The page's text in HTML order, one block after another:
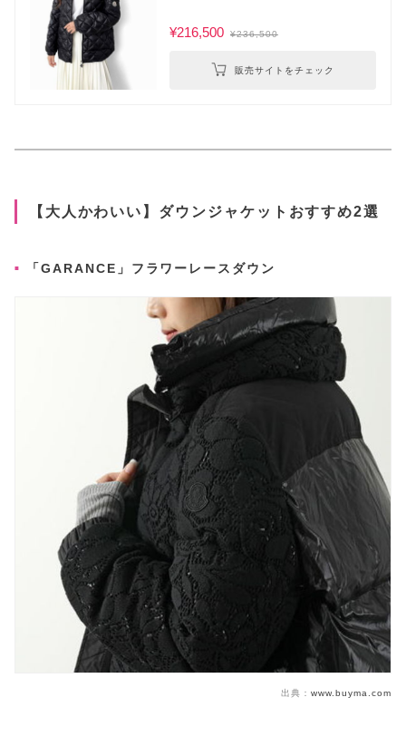
¥216,500 ¥236,500
販売サイトをチェック
【大人かわいい】ダウンジャケットおすすめ2選
「GARANCE」フラワーレースダウン
出典： www.buyma.com